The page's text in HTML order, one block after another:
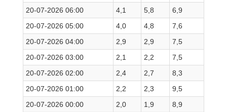
20-07-2026 06:00
4,1 5,8
6,9
20-07-2026 05:00
4,0 4,8
7,6
20-07-2026 04:00
2,9 2,9
7,5
20-07-2026 03:00
2,1 2,2
7,5
20-07-2026 02:00
2,4 2,7
8,3
20-07-2026 01:00
2,2 2,3
9,5
20-07-2026 00:00
2,0 1,9
8,9